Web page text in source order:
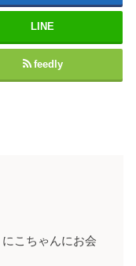
LINE
feedly
こちゃんにお会